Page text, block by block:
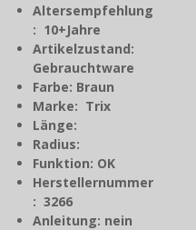
Altersempfehlung
: 10+Jahre
Artikelzustand:
Gebrauchtware
Farbe: Braun
Marke: Trix
Länge:
Radius:
Funktion: OK
Herstellernummer
: 3266
Anleitung: nein